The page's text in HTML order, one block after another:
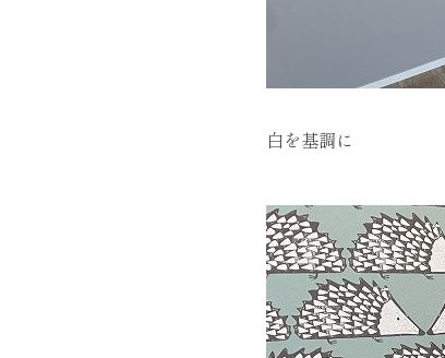
白を基調に